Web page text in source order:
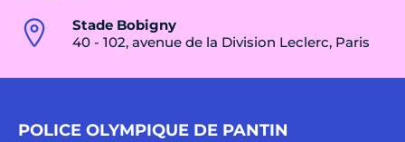
Stade Bobigny
40 - 102, avenue de la Division Leclerc, Paris
POLICE OLYMPIQUE DE PANTIN